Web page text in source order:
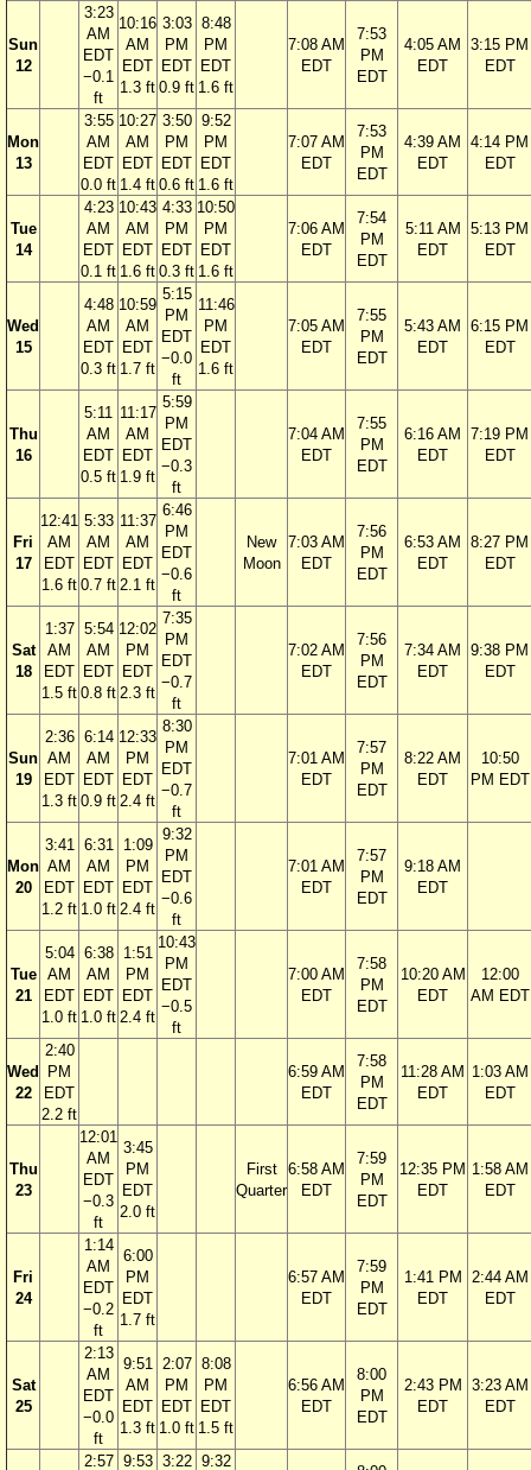
Sun
12
3:23
AM
EDT
−0.1
ft
10:16
AM
EDT
1.3 ft
3:03
PM
EDT
0.9 ft
8:48
PM
EDT
1.6 ft
7:08 AM
EDT
7:53
PM
EDT
4:05 AM
EDT
3:15 PM
EDT
Mon
13
3:55
AM
EDT
0.0 ft
10:27
AM
EDT
1.4 ft
3:50
PM
EDT
0.6 ft
9:52
PM
EDT
1.6 ft
7:07 AM
EDT
7:53
PM
EDT
4:39 AM
EDT
4:14 PM
EDT
Tue
14
4:23
AM
EDT
0.1 ft
10:43
AM
EDT
1.6 ft
4:33
PM
EDT
0.3 ft
10:50
PM
EDT
1.6 ft
7:06 AM
EDT
7:54
PM
EDT
5:11 AM
EDT
5:13 PM
EDT
Wed
15
4:48
AM
EDT
0.3 ft
10:59
AM
EDT
1.7 ft
5:15
PM
EDT
−0.0
ft
11:46
PM
EDT
1.6 ft
7:05 AM
EDT
7:55
PM
EDT
5:43 AM
EDT
6:15 PM
EDT
Thu
16
5:11
AM
EDT
0.5 ft
11:17
AM
EDT
1.9 ft
5:59
PM
EDT
−0.3
ft
7:04 AM
EDT
7:55
PM
EDT
6:16 AM
EDT
7:19 PM
EDT
Fri
17
12:41
AM
EDT
1.6 ft
5:33
AM
EDT
0.7 ft
11:37
AM
EDT
2.1 ft
6:46
PM
EDT
−0.6
ft
New
Moon
7:03 AM
EDT
7:56
PM
EDT
6:53 AM
EDT
8:27 PM
EDT
Sat
18
1:37
AM
EDT
1.5 ft
5:54
AM
EDT
0.8 ft
12:02
PM
EDT
2.3 ft
7:35
PM
EDT
−0.7
ft
7:02 AM
EDT
7:56
PM
EDT
7:34 AM
EDT
9:38 PM
EDT
Sun
19
2:36
AM
EDT
1.3 ft
6:14
AM
EDT
0.9 ft
12:33
PM
EDT
2.4 ft
8:30
PM
EDT
−0.7
ft
7:01 AM
EDT
7:57
PM
EDT
8:22 AM
EDT
10:50
PM EDT
Mon
20
3:41
AM
EDT
1.2 ft
6:31
AM
EDT
1.0 ft
1:09
PM
EDT
2.4 ft
9:32
PM
EDT
−0.6
ft
7:01 AM
EDT
7:57
PM
EDT
9:18 AM
EDT
Tue
21
5:04
AM
EDT
1.0 ft
6:38
AM
EDT
1.0 ft
1:51
PM
EDT
2.4 ft
10:43
PM
EDT
−0.5
ft
7:00 AM
EDT
7:58
PM
EDT
10:20 AM
EDT
12:00
AM EDT
Wed
22
2:40
PM
EDT
2.2 ft
6:59 AM
EDT
7:58
PM
EDT
11:28 AM
EDT
1:03 AM
EDT
Thu
23
12:01
AM
EDT
−0.3
ft
3:45
PM
EDT
2.0 ft
First
Quarter
6:58 AM
EDT
7:59
PM
EDT
12:35 PM
EDT
1:58 AM
EDT
Fri
24
1:14
AM
EDT
−0.2
ft
6:00
PM
EDT
1.7 ft
6:57 AM
EDT
7:59
PM
EDT
1:41 PM
EDT
2:44 AM
EDT
Sat
25
2:13
AM
EDT
−0.0
ft
9:51
AM
EDT
1.3 ft
2:07
PM
EDT
1.0 ft
8:08
PM
EDT
1.5 ft
6:56 AM
EDT
8:00
PM
EDT
2:43 PM
EDT
3:23 AM
EDT
2:57 9:53 3:22 9:32